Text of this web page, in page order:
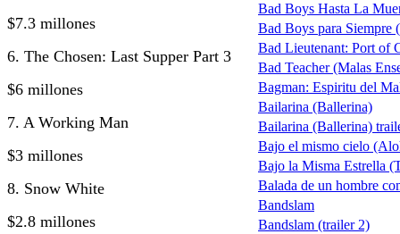
$7.3 millones
6. The Chosen: Last Supper Part 3
$6 millones
7. A Working Man
$3 millones
8. Snow White
$2.8 millones
Bad Boys Hasta La
Bad Boys para
Bad Lieutenant: Port of
Bad Teacher (Malas
Bagman: Espiritu del
Bailarina (Ballerina)
Bailarina (Ballerina)
Bajo el mismo cielo
Bajo la Misma Estrella
Balada de un hombre
Bandslam
Bandslam (trailer 2)